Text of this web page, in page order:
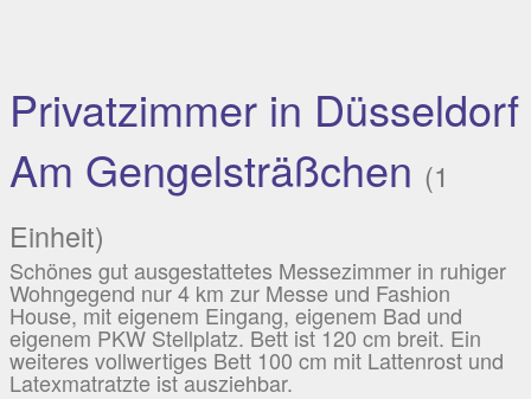
Privatzimmer in Düsseldorf
Am Gengelsträßchen (1
Einheit)
Schönes gut ausgestattetes Messezimmer in ruhiger
Wohngegend nur 4 km zur Messe und Fashion
House, mit eigenem Eingang, eigenem Bad und
eigenem PKW Stellplatz. Bett ist 120 cm breit. Ein
weiteres vollwertiges Bett 100 cm mit Lattenrost und
Latexmatratzte ist ausziehbar.